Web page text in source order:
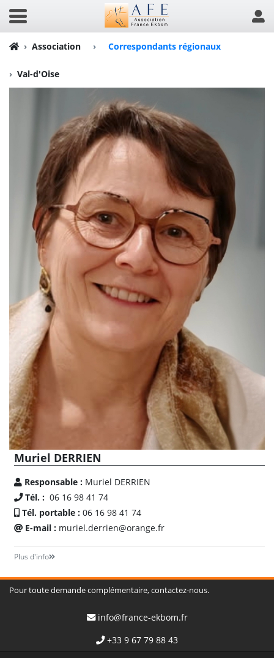
Association › Correspondants régionaux
Val-d'Oise
Muriel DERRIEN
Responsable : Muriel DERRIEN
Tél. : 06 16 98 41 74
Tél. portable : 06 16 98 41 74
E-mail : muriel.derrien@orange.fr
Plus d'info
Pour toute demande complémentaire, contactez-nous.
info@france-ekbom.fr
+33 9 67 79 88 43